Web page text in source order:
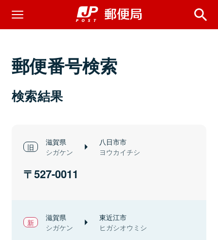
郵便番号検索
検索結果
滋賀県
シガケン
八日市市
ヨウカイチシ
527-0011
滋賀県
シガケン
東近江市
ヒガシオウミシ